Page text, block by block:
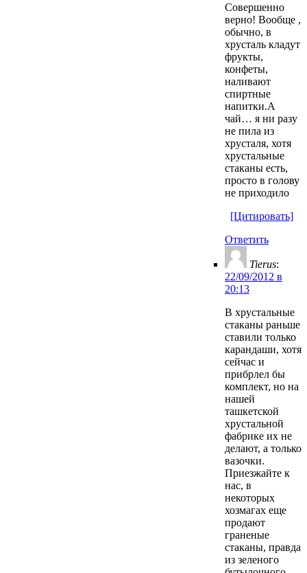
Совершенно
верно! Вообще ,
обычно, в
хрусталь кладут
фрукты,
конфеты,
наливают
спиртные
напитки.А
чай… я ни разу
не пила из
хрусталя, хотя
хрустальные
стаканы есть,
просто в голову
не приходило
[Цитировать]
Ответить
Tierus:
22/09/2012 в
20:13
В хрустальные
стаканы раньше
ставили только
карандаши, хотя
сейчас и
прибрлел бы
комплект, но на
нашей
ташкетской
хрустальной
фабрике их не
делают, а только
вазочки.
Приезжайте к
нас, в
некоторых
хозмагах еще
продают
граненые
стаканы, правда
из зеленого